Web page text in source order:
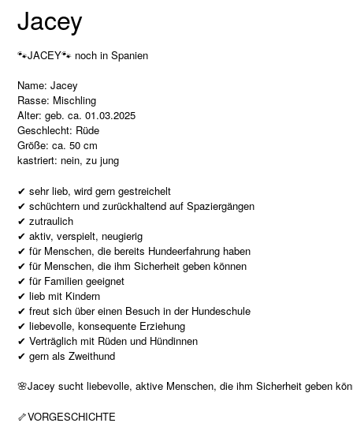
Jacey
🐾JACEY🐾 noch in Spanien
Name: Jacey
Rasse: Mischling
Alter: geb. ca. 01.03.2025
Geschlecht: Rüde
Größe: ca. 50 cm
kastriert: nein, zu jung
✔ sehr lieb, wird gern gestreichelt
✔ schüchtern und zurückhaltend auf Spaziergängen
✔ zutraulich
✔ aktiv, verspielt, neugierig
✔ für Menschen, die bereits Hundeerfahrung haben
✔ für Menschen, die ihm Sicherheit geben können
✔ für Familien geeignet
✔ lieb mit Kindern
✔ freut sich über einen Besuch in der Hundeschule
✔ liebevolle, konsequente Erziehung
✔ Verträglich mit Rüden und Hündinnen
✔ gern als Zweithund
🌸Jacey sucht liebevolle, aktive Menschen, die ihm Sicherheit geben
🦴VORGESCHICHTE